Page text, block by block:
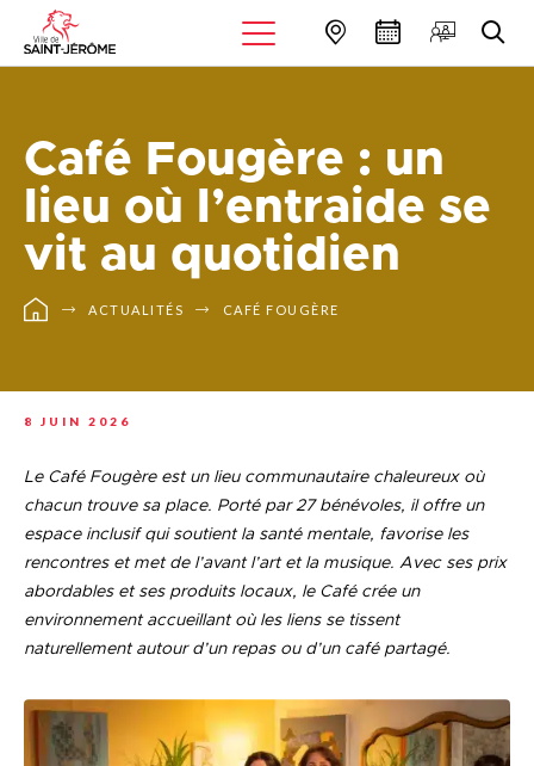
Café Fougère : un
lieu où l’entraide se
vit au quotidien
ACTUALITÉS CAFÉ FOUGÈRE
8 JUIN 2026
Le Café Fougère est un lieu communautaire chaleureux où
chacun trouve sa place. Porté par 27 bénévoles, il offre un
espace inclusif qui soutient la santé mentale, favorise les
rencontres et met de l’avant l’art et la musique. Avec ses prix
abordables et ses produits locaux, le Café crée un
environnement accueillant où les liens se tissent
naturellement autour d’un repas ou d’un café partagé.